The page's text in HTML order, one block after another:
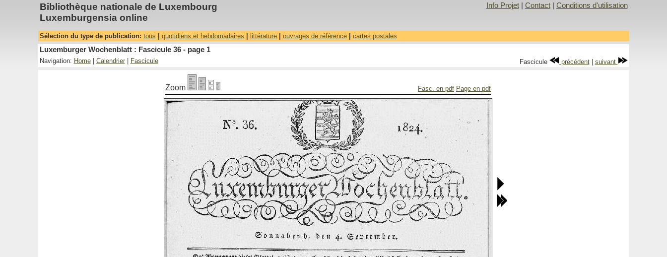
Bibliothèque nationale de Luxembourg
Luxemburgensia online
Info Projet| Contact| Conditions d'utilisation
Sélection du type de publication: tous quotidiens et hebdomadaires littérature| ouvrages de référence| cartes postales
Luxemburger Wochenblatt : Fascicule 36 - page 1
Navigation: Home| Calendrier| Fascicule Fascicule précédent| suivant
Zoom Fasc. en pdf Page en pdf